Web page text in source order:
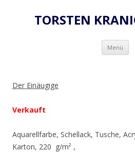
TORSTEN
Menü
Der Einäugige
Verkauft
Aquarellfarbe, Schellack, Tusche,
Karton, 220 g/m² ,